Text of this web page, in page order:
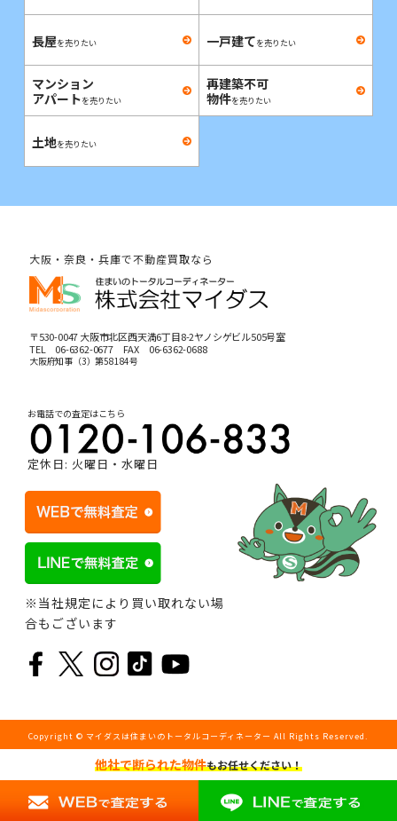
長屋を売りたい 一戸建てを売りたい
マンション
アパートを売りたい
再建築不可
物件を売りたい
土地を売りたい
他社で断られた物件もお任せください！
大阪・奈良・兵庫で不動産買取なら
〒530-0047 大阪市北区西天満6丁目8-2ヤノシゲビル505号室
TEL 06-6362-0677FAX 06-6362-0688
大阪府知事（3）第58184号
お電話での査定はこちら
定休日: 火曜日・水曜日
※当社規定により買い取れない場
合もございます
Copyright © マイダスは住まいのトータルコーディネーター All Rights Reserved.